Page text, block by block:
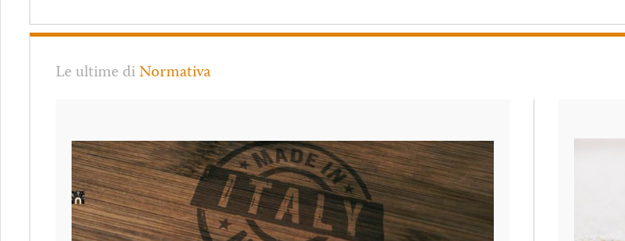
Le ultime diNormativa